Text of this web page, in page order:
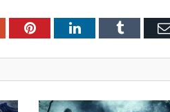
PinterestLinkedInTumblr